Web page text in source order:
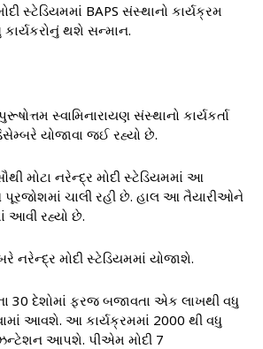
સ્ટેડિયમમાં BAPS સંસ્થાનો કાર્યક્રમ
થશે સન્માન.
સ્વામિનારાયણ સંસ્થાનો કાર્યકર્તા
યોજાવા જઈ રહ્યો છે.
મોટા નરેન્દ્ર મોદી સ્ટેડિયમમાં આ
પૂરજોશમાં ચાલી રહી છે. હાલ આ તૈયારીઓને
રહ્યો છે.
નરેન્દ્ર મોદી સ્ટેડિયમમાં યોજાશે.
30 દેશોમાં ફરજ બજાવતા એક લાખથી વધુ
આવશે. આ કાર્યક્રમમાં 2000 થી વધુ
આપશે. પીએમ મોદી 7